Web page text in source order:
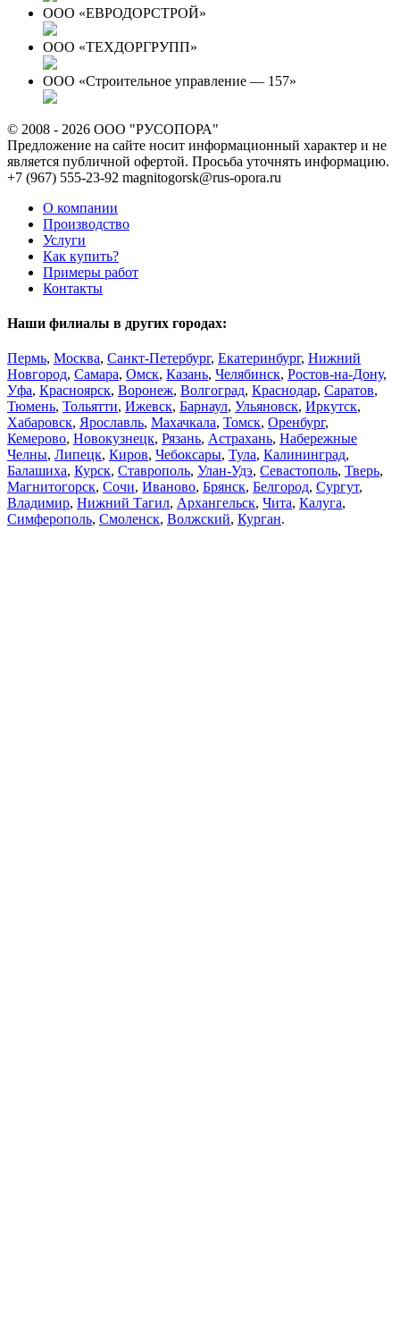
ООО «ЕВРОДОРСТРОЙ»
ООО «ТЕХДОРГРУПП»
ООО «Строительное управление — 157»
© 2008 - 2026 ООО "РУСОПОРА"
Предложение на сайте носит информационный характер и не
является публичной офертой. Просьба уточнять информацию.
+7 (967) 555-23-92 magnitogorsk@rus-opora.ru
О компании
Производство
Услуги
Как купить?
Примеры работ
Контакты
Наши филиалы в других городах:
Пермь, Москва, Санкт-Петербург, Екатеринбург, Нижний
Новгород, Самара, Омск, Казань, Челябинск, Ростов-на-Дону,
Уфа, Красноярск, Воронеж, Волгоград, Краснодар, Саратов,
Тюмень, Тольятти, Ижевск, Барнаул, Ульяновск, Иркутск,
Хабаровск, Ярославль, Махачкала, Томск, Оренбург,
Кемерово, Новокузнецк, Рязань, Астрахань, Набережные
Челны, Липецк, Киров, Чебоксары, Тула, Калининград,
Балашиха, Курск, Ставрополь, Улан-Удэ, Севастополь, Тверь,
Магнитогорск, Сочи, Иваново, Брянск, Белгород, Сургут,
Владимир, Нижний Тагил, Архангельск, Чита, Калуга,
Симферополь, Смоленск, Волжский, Курган.